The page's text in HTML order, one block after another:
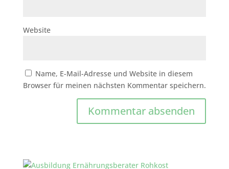
Website
Name, E-Mail-Adresse und Website in diesem
Browser für meinen nächsten Kommentar speichern.